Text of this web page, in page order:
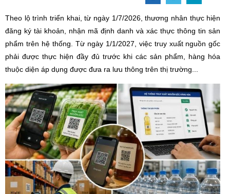
Theo lộ trình triển khai, từ ngày 1/7/2026, thương nhân thực hiện
đăng ký tài khoản, nhận mã định danh và xác thực thông tin sản
phẩm trên hệ thống. Từ ngày 1/1/2027, việc truy xuất nguồn gốc
phải được thực hiện đầy đủ trước khi các sản phẩm, hàng hóa
thuộc diện áp dụng được đưa ra lưu thông trên thị trường...